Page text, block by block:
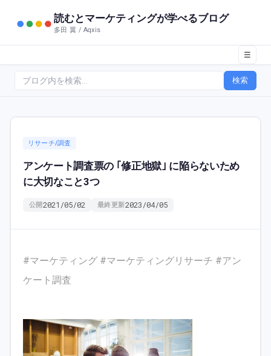
読むとマーケティングが学べるブログ
多田 翼 / Aqxis
☰
検索
リサーチ/調査
アンケート調査票の ｢修正地獄｣ に陥らないため
に大切なこと3つ
公開2021/05/02 最終更新2023/04/05
#マーケティング #マーケティングリサーチ #アン
ケート調査